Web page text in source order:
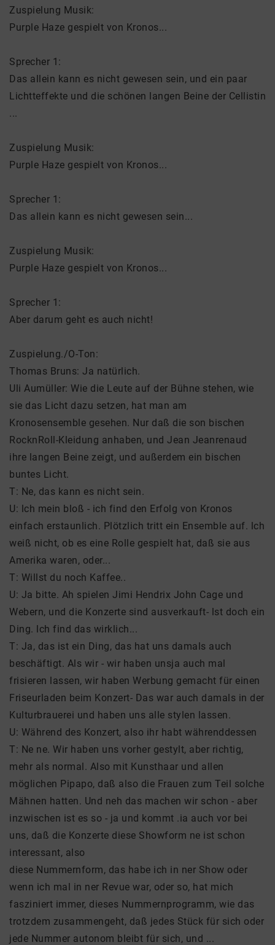
Zuspielung Musik:
Purple Haze gespielt von Kronos...
Sprecher 1:
Das allein kann es nicht gewesen sein, und ein paar
Lichtteffekte und die schönen langen Beine der Cellistin
...
Zuspielung Musik:
Purple Haze gespielt von Kronos...
Sprecher 1:
Das allein kann es nicht gewesen sein...
Zuspielung Musik:
Purple Haze gespielt von Kronos...
Sprecher 1:
Aber darum geht es auch nicht!
Zuspielung./O-Ton:
Thomas Bruns: Ja natürlich.
Uli Aumüller: Wie die Leute auf der Bühne stehen, wie
sie das Licht dazu setzen, hat man am
Kronosensemble gesehen. Nur daß die son bischen
RocknRoll-Kleidung anhaben, und Jean Jeanrenaud
ihre langen Beine zeigt, und außerdem ein bischen
buntes Licht.
T: Ne, das kann es nicht sein.
U: lch mein bloß - ich find den Erfolg von Kronos
einfach erstaunlich. Plötzlich tritt ein Ensemble auf. lch
weiß nicht, ob es eine Rolle gespielt hat, daß sie aus
Amerika waren, oder...
T: Willst du noch Kaffee..
U: Ja bitte. Ah spielen Jimi Hendrix John Cage und
Webern, und die Konzerte sind ausverkauft- lst doch ein
Ding. lch find das wirklich...
T: Ja, das ist ein Ding, das hat uns damals auch
beschäftigt. Als wir - wir haben unsja auch mal
frisieren lassen, wir haben Werbung gemacht für einen
Friseurladen beim Konzert- Das war auch damals in der
Kulturbrauerei und haben uns alle stylen lassen.
U: Während des Konzert, also ihr habt währenddessen
T: Ne ne. Wir haben uns vorher gestylt, aber richtig,
mehr als normal. Also mit Kunsthaar und allen
möglichen Pipapo, daß also die Frauen zum Teil solche
Mähnen hatten. Und neh das machen wir schon - aber
inzwischen ist es so - ja und kommt .ia auch vor bei
uns, daß die Konzerte diese Showform ne ist schon
interessant, also
diese Nummernform, das habe ich in ner Show oder
wenn ich mal in ner Revue war, oder so, hat mich
fasziniert immer, dieses Nummernprogramm, wie das
trotzdem zusammengeht, daß jedes Stück für sich oder
jede Nummer autonom bleibt für sich, und ...